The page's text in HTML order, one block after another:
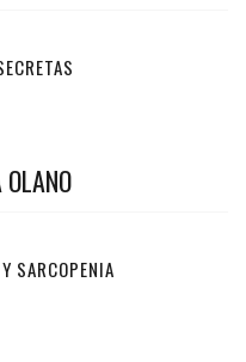
SARCOPENIA